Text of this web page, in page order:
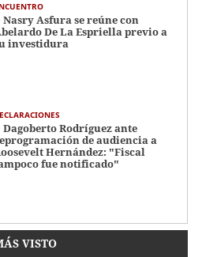
Nasry Asfura se reúne con
De La Espriella previo a
investidura
Dagoberto Rodríguez ante
de audiencia a
Hernández: "Fiscal
fue notificado"
VISTO